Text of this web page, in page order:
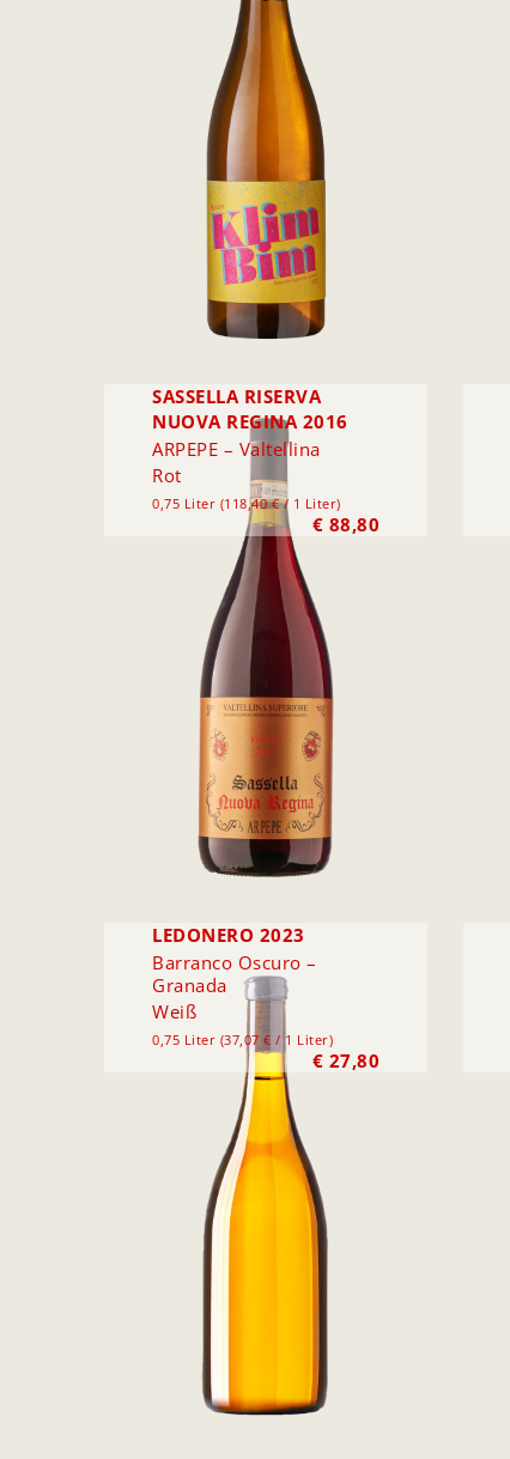
SASSELLA RISERVA
NUOVA REGINA 2016
ARPEPE – Valtellina
Rot
0,75 Liter (118,40 € / 1 Liter)
€ 88,80
LEDONERO 2023
Barranco Oscuro –
Granada
Weiß
0,75 Liter (37,07 € / 1 Liter)
€ 27,80